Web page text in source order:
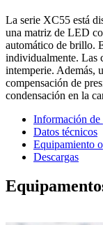
La serie XC55 está
una matriz de LED
automático de brillo.
individualmente. Las
intemperie. Además,
compensación de
condensación en la
Información de
Datos técnicos
Equipamiento
Descargas